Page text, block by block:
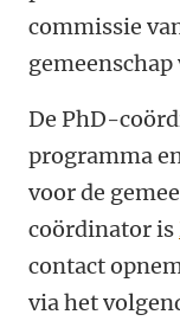
commissie
De PhD-
programma
voor de
coördinator is
contact
via het